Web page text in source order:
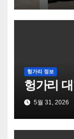
헝가리 정보
헝가리
5월 31, 2026